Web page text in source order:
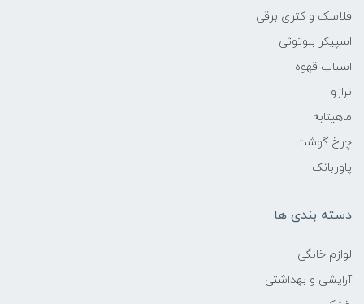
فلاسک و کتری برقی
اسپیکر بلوتوثی
اسیاب قهوه
ترازو
ماهیتابه
چرخ گوشت
پاوربانک
دسته بندی ها
لوازم خانگی
آرایشی و بهداشتی